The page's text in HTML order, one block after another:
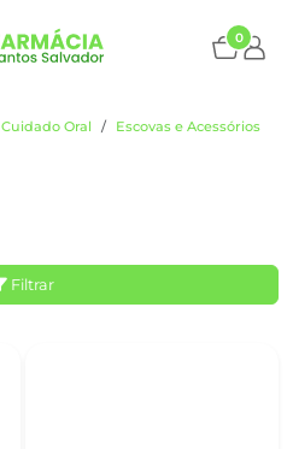
0
Cuidado Oral Escovas e Acessórios
Filtrar